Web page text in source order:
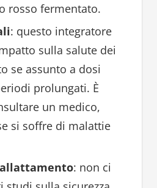
rosso fermentato.
: questo integratore
sulla salute dei
se assunto a dosi
prolungati. È
un medico,
si soffre di malattie
: non ci